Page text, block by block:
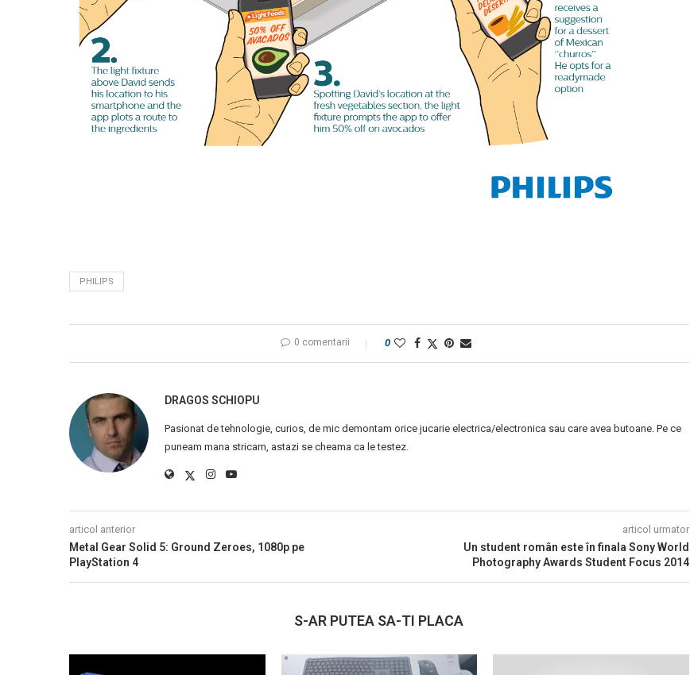
PHILIPS
0 comentarii 0
DRAGOS SCHIOPU
Pasionat de tehnologie, curios, de mic demontam orice jucarie electrica/electronica sau care avea butoane. Pe ce
puneam mana stricam, astazi se cheama ca le testez.
articol anterior
Metal Gear Solid 5: Ground Zeroes, 1080p pe
PlayStation 4
articol urmator
Un student român este în finala Sony World
Photography Awards Student Focus 2014
S-AR PUTEA SA-TI PLACA